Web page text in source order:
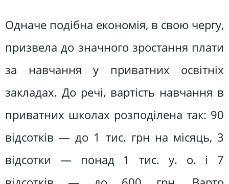
Одначе подібна економія, в свою чергу,
призвела до значного зростання плати
за навчання у приватних освітніх
закладах. До речі, вартість навчання в
приватних школах розподілена так: 90
відсотків — до 1 тис. грн на місяць, 3
відсотки — понад 1 тис. у. о. і 7